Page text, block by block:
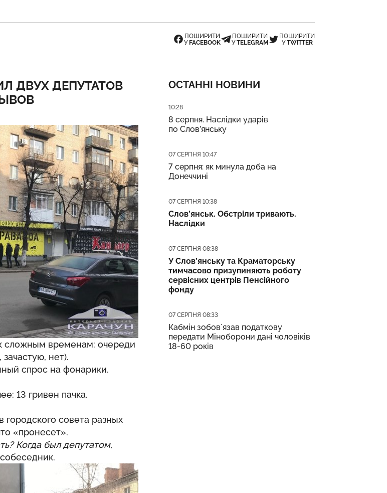
ПОШИРИТИ
У FACEBOOK
ПОШИРИТИ
УTELEGRAM
ПОШИРИТИ
УTWITTER
ДВУХ ДЕПУТАТОВ
сложным временам: очереди
нет).
спрос на фонарики,
13 гривен пачка.
совета разных
«пронесет».
Когда был депутатом,
ОСТАННІ НОВИНИ
Дата публікації
10:28
8 серпня. Наслідки ударів
по Слов’янську
Дата публікації
07 СЕРПНЯ 10:47
7 серпня: як минула доба на
Донеччині
Дата публікації
07 СЕРПНЯ 10:38
Слов’янськ. Обстріли тривають.
Наслідки
Дата публікації
07 СЕРПНЯ 08:38
У Слов’янську та Краматорську
тимчасово призупиняють роботу
сервісних центрів Пенсійного
фонду
Дата публікації
07 СЕРПНЯ 08:33
Кабмін зобовʼязав податкову
передати Міноборони дані чоловіків
18-60 років